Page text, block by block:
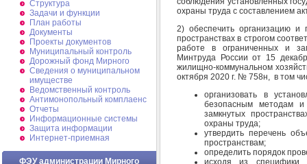
Структура
Задачи и функции
План работы
Документы
Проекты документов
Муниципальный контроль
Дорожный фонд Мирного
Cведения о муниципальном
имуществе
Ведомственный контроль
Антимонопольный комплаенс
Отчеты
Информационные системы
Защита информации
Интернет-приемная
ФЭУ администрации Мирного
охраны труда с составлением
2) обеспечить организацию и
пространствах в строгом
работе в ограниченных и
Минтруда России от 15
жилищно-коммунальном
октября 2020 г. № 758н, в том
организовать в
безопасным методам
замкнутых
охраны труда;
утвердить перечень
пространствам;
определить порядок
исходя из специфики